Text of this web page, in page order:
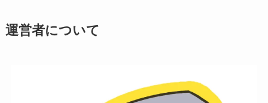
運営者について